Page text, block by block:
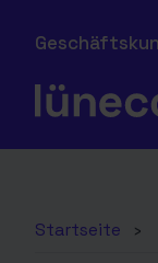
Startseite ›